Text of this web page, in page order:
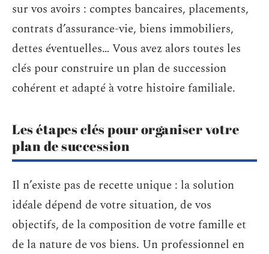
sur vos avoirs : comptes bancaires, placements,
contrats d’assurance-vie, biens immobiliers,
dettes éventuelles… Vous avez alors toutes les
clés pour construire un plan de succession
cohérent et adapté à votre histoire familiale.
Les étapes clés pour organiser votre
plan de succession
Il n’existe pas de recette unique : la solution
idéale dépend de votre situation, de vos
objectifs, de la composition de votre famille et
de la nature de vos biens. Un professionnel en